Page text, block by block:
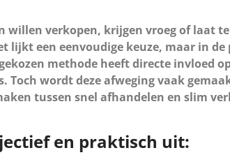
willen verkopen, krijgen vroeg of laat
lijkt een eenvoudige keuze, maar in
methode heeft directe invloed
Toch wordt deze afweging vaak
tussen snel afhandelen en slim
en praktisch uit: